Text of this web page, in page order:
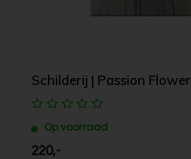
Schilderij | Passion Flower
Op voorraad
220,-